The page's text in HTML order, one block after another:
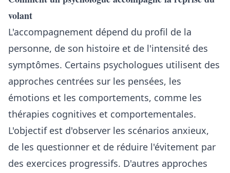
volant
L'accompagnement dépend du profil de la
personne, de son histoire et de l'intensité des
symptômes. Certains psychologues utilisent des
approches centrées sur les pensées, les
émotions et les comportements, comme les
thérapies cognitives et comportementales.
L'objectif est d'observer les scénarios anxieux,
de les questionner et de réduire l'évitement par
des exercices progressifs. D'autres approches